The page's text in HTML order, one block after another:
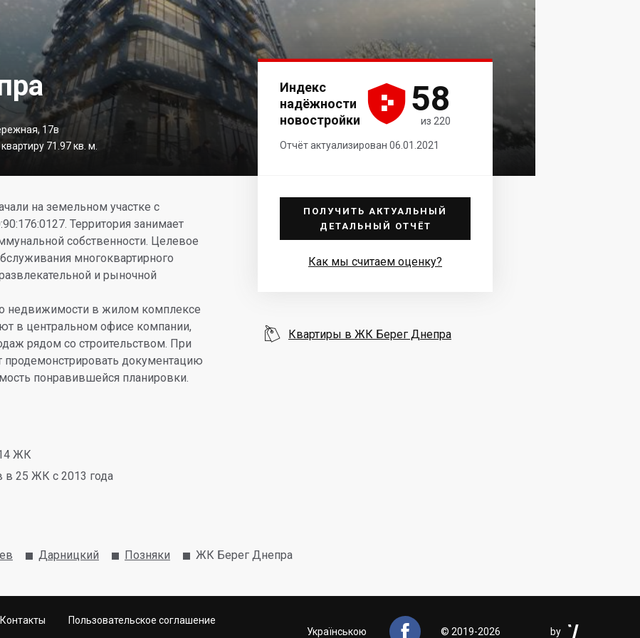
17в
71.97 кв. м.
на земельном участке с
Территория занимает
собственности. Целевое
многоквартирного
и рыночной
недвижимости в жилом комплексе
в центральном офисе компании,
рядом со строительством. При
продемонстрировать документацию
понравившейся планировки.
ЖК
в 25 ЖК с 2013 года
Индекс
надёжности
новостройки 



58
из 220
Отчёт актуализирован 06.01.2021
ПОЛУЧИТЬ АКТУАЛЬНЫЙ
ДЕТАЛЬНЫЙ ОТЧЁТ
Как мы считаем оценку?
 Квартиры в ЖК Берег Днепра
Дарницкий Позняки ЖК Берег Днепра
Контакты
Пользовательское соглашение
Українською  © 2019-2026 by 